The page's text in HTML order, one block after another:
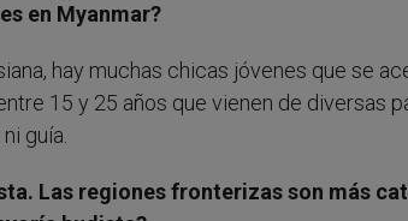
en Myanmar?
hay muchas chicas jóvenes que se
15 y 25 años que vienen de diversas
guía.
Las regiones fronterizas son más